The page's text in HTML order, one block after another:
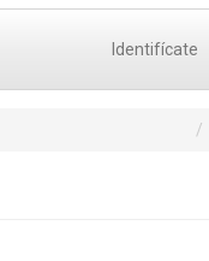
Identifícate